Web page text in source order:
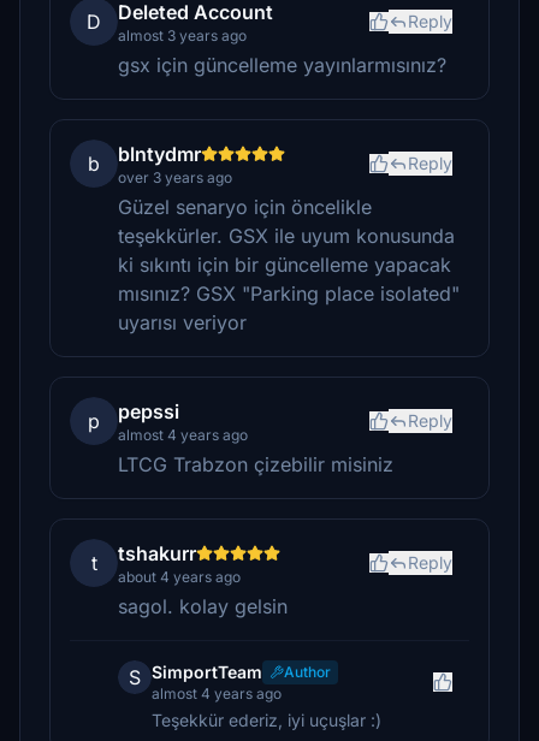
D Deleted Account
almost 3 years ago
Reply
gsx için güncelleme yayınlarmısınız?
b blntydmr
over 3 years ago
Reply
Güzel senaryo için öncelikle
teşekkürler. GSX ile uyum konusunda
ki sıkıntı için bir güncelleme yapacak
mısınız? GSX "Parking place isolated"
uyarısı veriyor
p pepssi
almost 4 years ago
Reply
LTCG Trabzon çizebilir misiniz
t tshakurr
about 4 years ago
Reply
sagol. kolay gelsin
S SimportTeam
Author
almost 4 years ago
Teşekkür ederiz, iyi uçuşlar :)